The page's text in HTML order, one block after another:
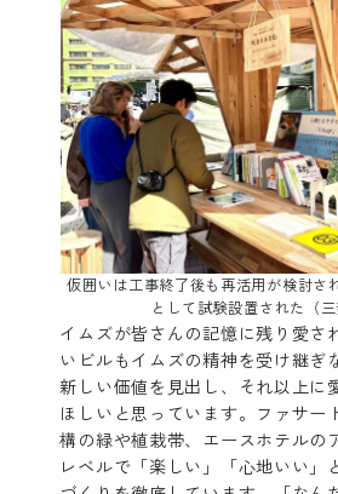
仮囲いは工事終了後も再活用が検討さ
として試験設置された（三
イムズが皆さんの記憶に残り愛さ
いビルもイムズの精神を受け継ぎ
新しい価値を見出し、それ以上に
ほしいと思っています。ファサー
構の緑や植栽帯、エースホテルの
レベルで「楽しい」「心地いい」